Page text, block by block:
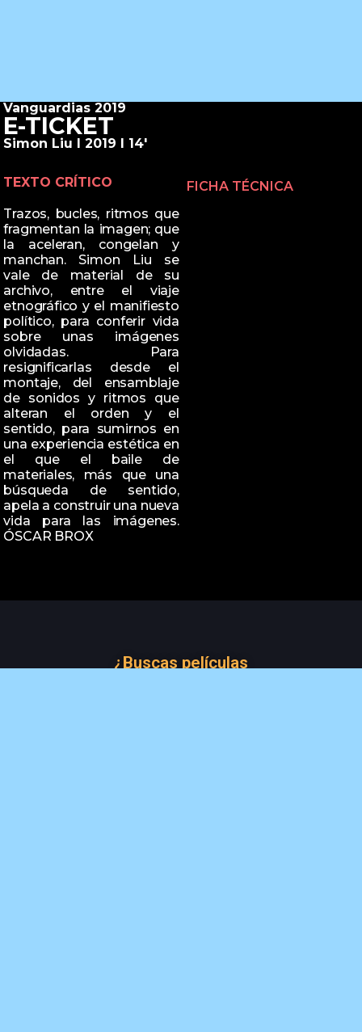
Vanguardias 2019
E-TICKET
Simon Liu I 2019 I 14'
TEXTO CRÍTICO
Trazos, bucles, ritmos que
fragmentan la imagen; que
la aceleran, congelan y
manchan. Simon Liu se
vale de material de su
archivo, entre el viaje
etnográfico y el manifiesto
político, para conferir vida
sobre unas imágenes
olvidadas. Para
resignificarlas desde el
montaje, del ensamblaje
de sonidos y ritmos que
alteran el orden y el
sentido, para sumirnos en
una experiencia estética en
el que el baile de
materiales, más que una
búsqueda de sentido,
apela a construir una nueva
vida para las imágenes.
ÓSCAR BROX
FICHA TÉCNICA
¿Buscas películas